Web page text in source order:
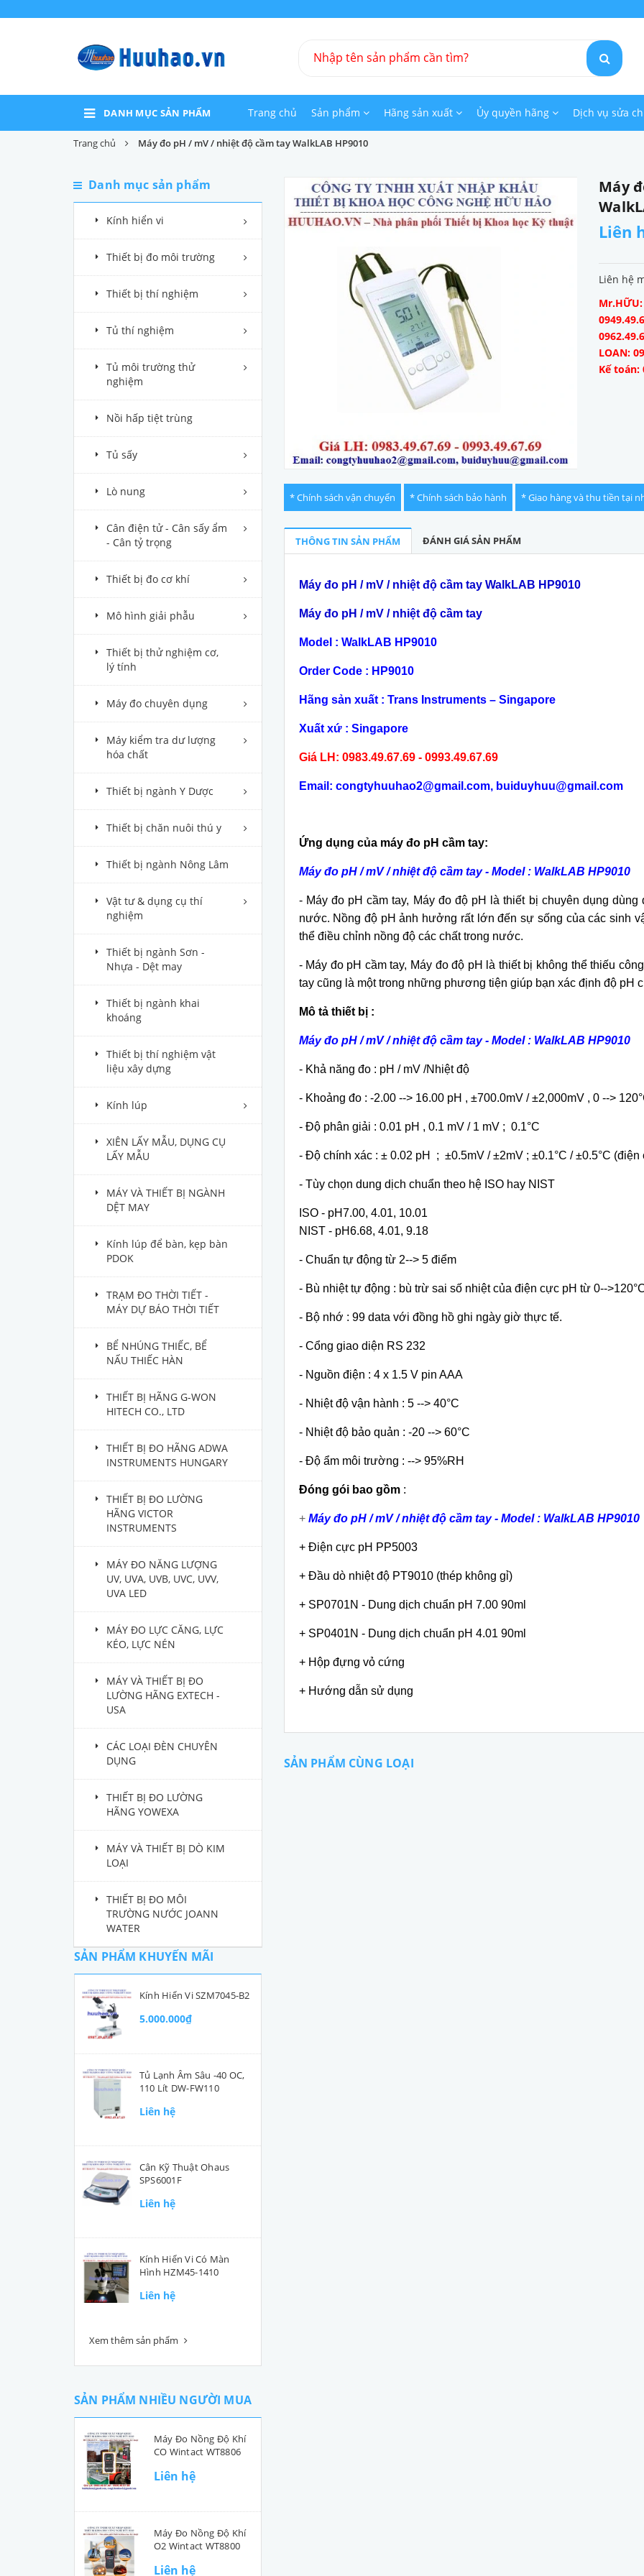
DANH MỤC SẢN PHẨM Trang chủ Sản phẩm Hãng sản xuất Ủy quyền hãng Dịch vụ sửa
Trang chủ Máy đo pH / mV / nhiệt độ cầm tay WalkLAB HP9010
Danh mục sản phẩm
Kính hiển vi
Thiết bị đo môi trường
Thiết bị thí nghiệm
Tủ thí nghiệm
Tủ môi trường thử
nghiệm
Nồi hấp tiệt trùng
Tủ sấy
Lò nung
Cân điện tử - Cân sấy ẩm
- Cân tỷ trọng
Thiết bị đo cơ khí
Mô hình giải phẫu
Thiết bị thử nghiệm cơ,
lý tính
Máy đo chuyên dụng
Máy kiểm tra dư lượng
hóa chất
Thiết bị ngành Y Dược
Thiết bị chăn nuôi thú y
Thiết bị ngành Nông Lâm
Vật tư & dụng cụ thí
nghiệm
Thiết bị ngành Sơn -
Nhựa - Dệt may
Thiết bị ngành khai
khoáng
Thiết bị thí nghiệm vật
liệu xây dựng
Kính lúp
XIÊN LẤY MẪU, DỤNG CỤ
LẤY MẪU
MÁY VÀ THIẾT BỊ NGÀNH
DỆT MAY
Kính lúp để bàn, kẹp bàn
PDOK
TRẠM ĐO THỜI TIẾT -
MÁY DỰ BÁO THỜI TIẾT
BỂ NHÚNG THIẾC, BỂ
NẤU THIẾC HÀN
THIẾT BỊ HÃNG G-WON
HITECH CO., LTD
THIẾT BỊ ĐO HÃNG ADWA
INSTRUMENTS HUNGARY
THIẾT BỊ ĐO LƯỜNG
HÃNG VICTOR
INSTRUMENTS
MÁY ĐO NĂNG LƯỢNG
UV, UVA, UVB, UVC, UVV,
UVA LED
MÁY ĐO LỰC CĂNG, LỰC
KÉO, LỰC NÉN
MÁY VÀ THIẾT BỊ ĐO
LƯỜNG HÃNG EXTECH -
USA
CÁC LOẠI ĐÈN CHUYÊN
DỤNG
THIẾT BỊ ĐO LƯỜNG
HÃNG YOWEXA
MÁY VÀ THIẾT BỊ DÒ KIM
LOẠI
THIẾT BỊ ĐO MÔI
TRƯỜNG NƯỚC JOANN
WATER
SẢN PHẨM KHUYẾN MÃI
Kính Hiển Vi SZM7045-B2
5.000.000₫
Tủ Lạnh Âm Sâu -40 OC,
110 Lít DW-FW110
Liên hệ
Cân Kỹ Thuật Ohaus
SPS6001F
Liên hệ
Kính Hiển Vi Có Màn
Hình HZM45-1410
Liên hệ
Xem thêm sản phẩm
SẢN PHẨM NHIỀU NGƯỜI MUA
Máy Đo Nồng Độ Khí
CO Wintact WT8806
Liên hệ
Máy Đo Nồng Độ Khí
O2 Wintact WT8800
Liên hệ
Máy
Liên
Liên hệ
LOAN:
Kế toán:
* Chính sách vận chuyển * Chính sách bảo hành * Giao hàng và thu tiền tại
THÔNG TIN SẢN PHẨM ĐÁNH GIÁ SẢN PHẨM
Máy đo pH / mV / nhiệt độ cầm tay WalkLAB HP9010
Máy đo pH / mV / nhiệt độ cầm tay
Model : WalkLAB HP9010
Order Code : HP9010
Hãng sản xuất : Trans Instruments – Singapore
Xuất xứ : Singapore
Giá LH: 0983.49.67.69 - 0993.49.67.69
Email: congtyhuuhao2@gmail.com, buiduyhuu@gmail.com
Ứng dụng của máy đo pH cầm tay:
Máy đo pH / mV / nhiệt độ cầm tay - Model : WalkLAB HP9010
- Máy đo pH cầm tay, Máy đo độ pH là thiết bị chuyên dụng
nước. Nồng độ pH ảnh hưởng rất lớn đến sự sống của các sinh
thể điều chỉnh nồng độ các chất trong nước.
- Máy đo pH cầm tay, Máy đo độ pH là thiết bị không thể thiếu
tay cũng là một trong những phương tiện giúp bạn xác định độ pH
Mô tả thiết bị :
Máy đo pH / mV / nhiệt độ cầm tay - Model : WalkLAB HP9010
- Khả năng đo : pH / mV /Nhiệt độ
- Khoảng đo : -2.00 --> 16.00 pH , ±700.0mV / ±2,000mV , 0 -->
- Độ phân giải : 0.01 pH , 0.1 mV / 1 mV ; 0.1°C
- Độ chính xác : ± 0.02 pH ; ±0.5mV / ±2mV ; ±0.1°C / ±0.5°C (điện
- Tùy chọn dung dịch chuẩn theo hệ ISO hay NIST
ISO - pH7.00, 4.01, 10.01
NIST - pH6.68, 4.01, 9.18
- Chuẩn tự động từ 2--> 5 điểm
- Bù nhiệt tự động : bù trừ sai số nhiệt của điện cực pH từ 0--
- Bộ nhớ : 99 data với đồng hồ ghi ngày giờ thực tế.
- Cổng giao diện RS 232
- Nguồn điện : 4 x 1.5 V pin AAA
- Nhiệt độ vận hành : 5 --> 40°C
- Nhiệt độ bảo quản : -20 --> 60°C
- Độ ẩm môi trường : --> 95%RH
Đóng gói bao gồm:
+ Máy đo pH / mV / nhiệt độ cầm tay - Model : WalkLAB HP9010
+ Điện cực pH PP5003
+ Đầu dò nhiệt độ PT9010 (thép không gỉ)
+ SP0701N - Dung dịch chuẩn pH 7.00 90ml
+ SP0401N - Dung dịch chuẩn pH 4.01 90ml
+ Hộp đựng vỏ cứng
+ Hướng dẫn sử dụng
SẢN PHẨM CÙNG LOẠI